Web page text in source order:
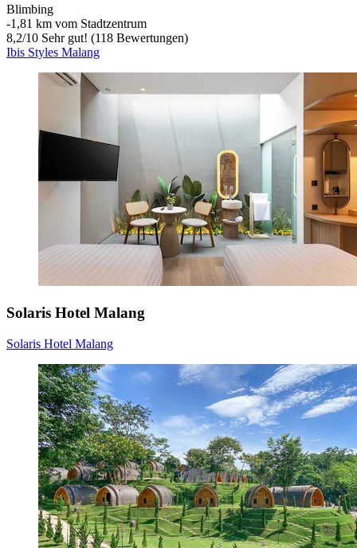
Blimbing
‐1,81 km vom Stadtzentrum
8,2/10 Sehr gut! (118 Bewertungen)
Ibis Styles Malang
Solaris Hotel Malang
Solaris Hotel Malang